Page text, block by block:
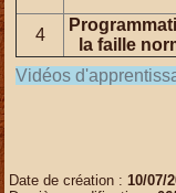
Vidéos
4
la faille
Date de création : 10/07/